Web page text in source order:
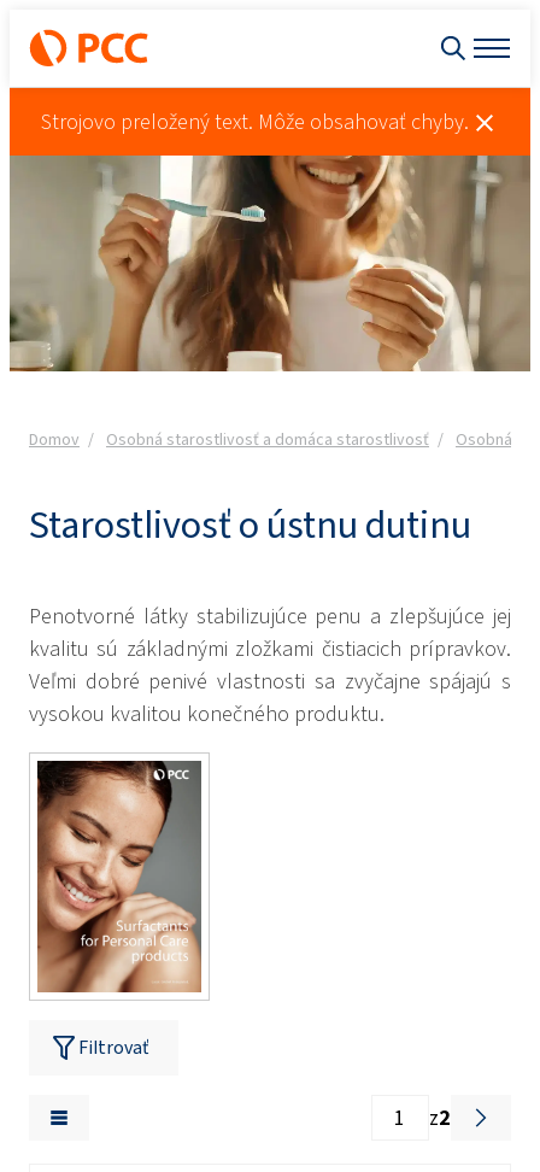
Strojovo preložený text. Môže obsahovať chyby.
Domov Osobná starostlivosť a domáca starostlivosť Osobná
Starostlivosť o ústnu dutinu
Penotvorné látky stabilizujúce penu a zlepšujúce jej
kvalitu sú základnými zložkami čistiacich prípravkov.
Veľmi dobré penivé vlastnosti sa zvyčajne spájajú s
vysokou kvalitou konečného produktu.
Filtrovať
z2